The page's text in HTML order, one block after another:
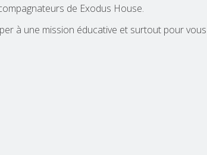
de Exodus House.
à une mission éducative et surtout pour